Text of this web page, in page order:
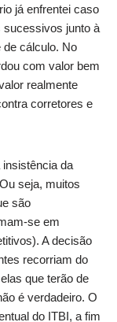
já enfrentei caso
junto à
de cálculo. No
com valor bem
realmente
corretores e
da
seja, muitos
são
se em
A decisão
recorriam do
que terão de
é verdadeiro. O
do ITBI, a fim